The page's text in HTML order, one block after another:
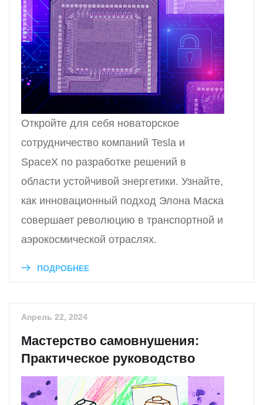
Откройте для себя новаторское
сотрудничество компаний Tesla и
SpaceX по разработке решений в
области устойчивой энергетики. Узнайте,
как инновационный подход Элона Маска
совершает революцию в транспортной и
аэрокосмической отраслях.
ПОДРОБНЕЕ
Апрель 22, 2024
Мастерство самовнушения:
Практическое руководство